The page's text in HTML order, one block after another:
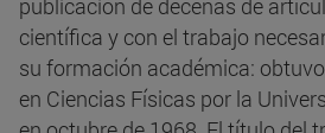
publicación de decenas de
científica y con el trabajo
su formación académica:
en Ciencias Físicas por la